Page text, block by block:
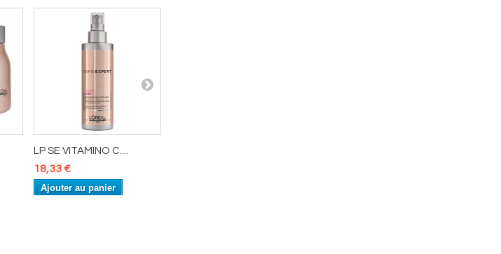
LP SE VITAMINO C....
18,33 €
Ajouter au panier